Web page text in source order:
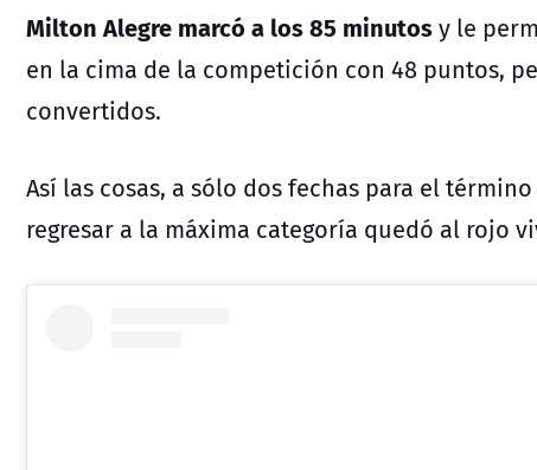
Milton Alegre marcó a los 85 minutosy le
en la cima de la competición con 48 puntos,
convertidos.
Así las cosas, a sólo dos fechas para el
regresar a la máxima categoría quedó al rojo